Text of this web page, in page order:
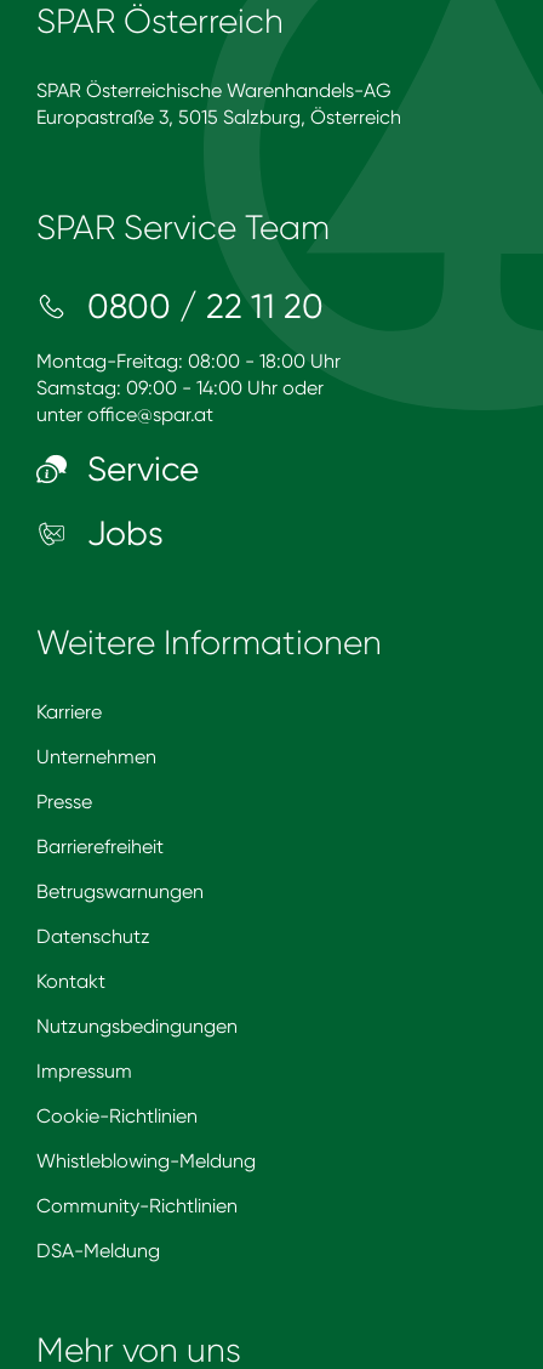
SPAR Österreich
SPAR Österreichische Warenhandels-AG
Europastraße 3, 5015 Salzburg, Österreich
SPAR Service Team
0800 / 22 11 20
Montag-Freitag: 08:00 - 18:00 Uhr
Samstag: 09:00 - 14:00 Uhr oder
unter office@spar.at
Service
Jobs
Weitere Informationen
Karriere
Unternehmen
Presse
Barrierefreiheit
Betrugswarnungen
Datenschutz
Kontakt
Nutzungsbedingungen
Impressum
Cookie-Richtlinien
Whistleblowing-Meldung
Community-Richtlinien
DSA-Meldung
Mehr von uns